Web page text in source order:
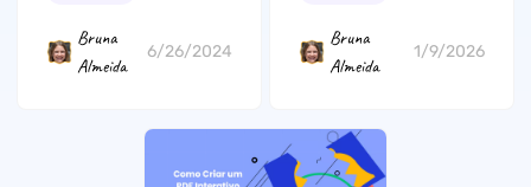
Bruna
Almeida
6/26/2024
Bruna
Almeida
1/9/2026